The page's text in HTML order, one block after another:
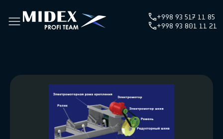
+998 93 517 11 85
+998 93 801 11 21